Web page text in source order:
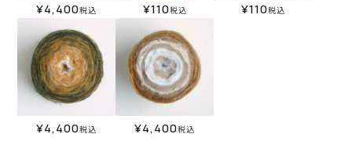
¥4,400税込 ¥110税込 ¥110税込
¥4,400税込 ¥4,400税込